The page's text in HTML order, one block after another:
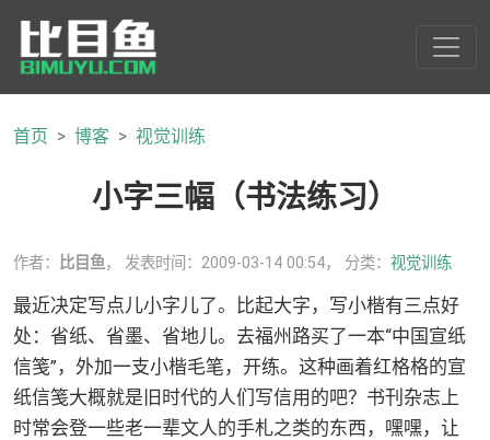
首页 博客 视觉训练
小字三幅（书法练习）
作者： 比目鱼， 发表时间：2009-03-14 00:54， 分类： 视觉训练
最近决定写点儿小字儿了。比起大字，写小楷有三点好
处：省纸、省墨、省地儿。去福州路买了一本“中国宣纸
信笺”，外加一支小楷毛笔，开练。这种画着红格格的宣
纸信笺大概就是旧时代的人们写信用的吧？书刊杂志上
时常会登一些老一辈文人的手札之类的东西，嘿嘿，让